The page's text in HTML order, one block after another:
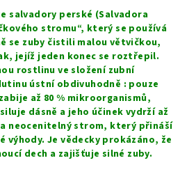
salvadory perské (Salvadora
stromu“, který se používá
se zuby čistili malou větvičkou,
jejíž jeden konec se roztřepil.
rostlinu ve složení zubní
ústní obdivuhodně : pouze
až 80 % mikroorganismů,
dásně a jeho účinek vydrží až
a neocenitelný strom, který přináší
výhody. Je vědecky prokázáno, že
dech a zajišťuje silné zuby.